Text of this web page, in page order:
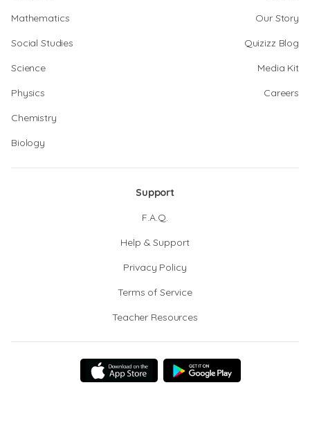
Mathematics
Social Studies
Science
Physics
Chemistry
Biology
Our Story
Quizizz Blog
Media Kit
Careers
Support
F.A.Q.
Help & Support
Privacy Policy
Terms of Service
Teacher Resources